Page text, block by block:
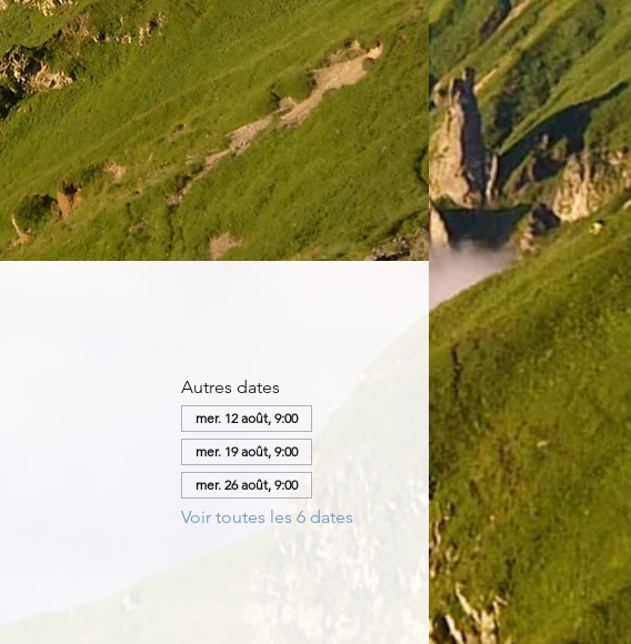
Autres dates
mer. 12 août, 9:00
mer. 19 août, 9:00
mer. 26 août, 9:00
Voir toutes les 6 dates